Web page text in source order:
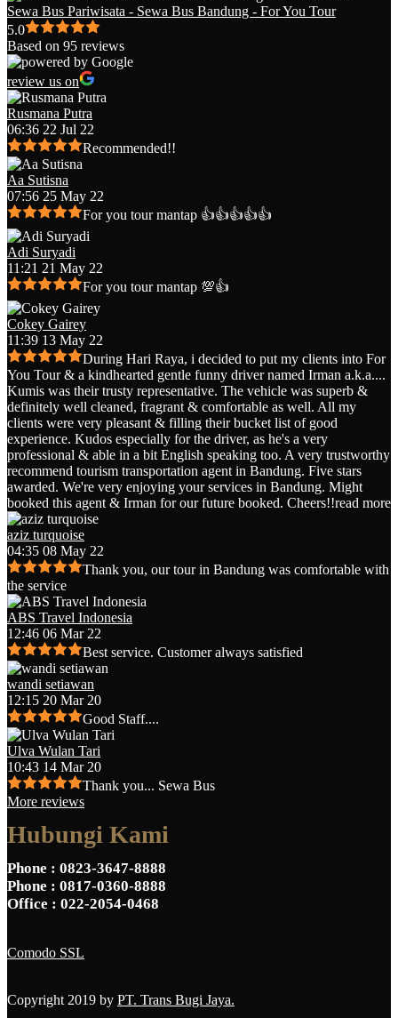
Sewa Bus Pariwisata - Sewa Bus Bandung - For You Tour
5.0
Based on 95 reviews
review us on
Rusmana Putra
06:36 22 Jul 22
Recommended!!
Aa Sutisna
07:56 25 May 22
For you tour mantap 👍👍👍👍👍
Adi Suryadi
11:21 21 May 22
For you tour mantap 💯👍
Cokey Gairey
11:39 13 May 22
During Hari Raya, i decided to put my clients into For
You Tour & a kindhearted gentle funny driver named Irman a.k.a....
Kumis was their trusty representative. The vehicle was superb &
definitely well cleaned, fragrant & comfortable as well. All my
clients were very pleasant & filling their bucket list of good
experience. Kudos especially for the driver, as he's a very
professional & able in a bit English speaking too. A very trustworthy
recommend tourism transportation agent in Bandung. Five stars
awarded. We're very enjoying your services in Bandung. Might
booked this agent & Irman for our future booked. Cheers!!read more
aziz turquoise
04:35 08 May 22
Thank you, our tour in Bandung was comfortable with
the service
ABS Travel Indonesia
12:46 06 Mar 22
Best service. Customer always satisfied
wandi setiawan
12:15 20 Mar 20
Good Staff....
Ulva Wulan Tari
10:43 14 Mar 20
Thank you... Sewa Bus
More reviews
Hubungi Kami
Phone : 0823-3647-8888
Phone : 0817-0360-8888
Office : 022-2054-0468
Comodo SSL
Copyright 2019 by PT. Trans Bugi Jaya.